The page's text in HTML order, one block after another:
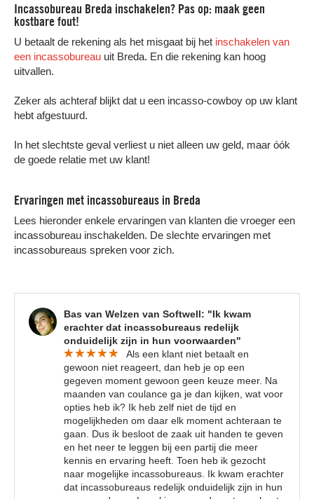
Incassobureau Breda inschakelen? Pas op: maak geen
kostbare fout!
U betaalt de rekening als het misgaat bij het inschakelen van
een incassobureau uit Breda. En die rekening kan hoog
uitvallen.
Zeker als achteraf blijkt dat u een incasso-cowboy op uw klant
hebt afgestuurd.
In het slechtste geval verliest u niet alleen uw geld, maar óók
de goede relatie met uw klant!
Ervaringen met incassobureaus in Breda
Lees hieronder enkele ervaringen van klanten die vroeger een
incassobureau inschakelden. De slechte ervaringen met
incassobureaus spreken voor zich.
Bas van Welzen van Softwell: "Ik kwam
erachter dat incassobureaus redelijk
onduidelijk zijn in hun voorwaarden"
Als een klant niet betaalt en
gewoon niet reageert, dan heb je op een
gegeven moment gewoon geen keuze meer. Na
maanden van coulance ga je dan kijken, wat voor
opties heb ik? Ik heb zelf niet de tijd en
mogelijkheden om daar elk moment achteraan te
gaan. Dus ik besloot de zaak uit handen te geven
en het neer te leggen bij een partij die meer
kennis en ervaring heeft. Toen heb ik gezocht
naar mogelijke incassobureaus. Ik kwam erachter
dat incassobureaus redelijk onduidelijk zijn in hun